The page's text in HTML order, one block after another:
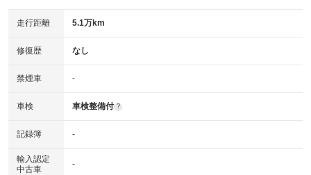
走行距離 5.1万km
修復歴 なし
禁煙車 -
車検 車検整備付 ?
記録簿 -
輸入認定
中古車
-